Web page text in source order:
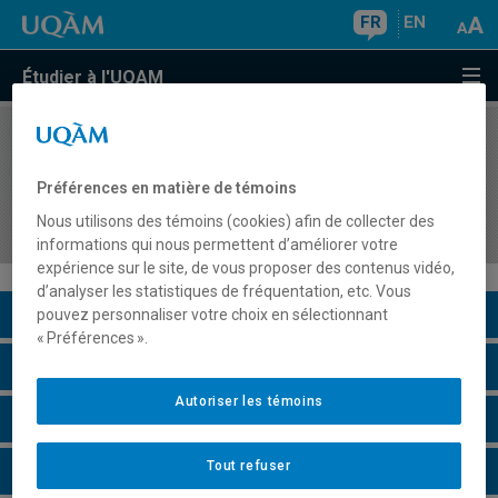
FR EN
Étudier à l'UQAM
COURS//
de l'acte d'enseigner au secondaire et intégration
professionnelle
Description du cours
Horaire - Automne 2026
Préférences en matière de témoins
Nous utilisons des témoins (cookies) afin de collecter des
informations qui nous permettent d’améliorer votre
expérience sur le site, de vous proposer des contenus vidéo,
d’analyser les statistiques de fréquentation, etc. Vous
pouvez personnaliser votre choix en sélectionnant
« Préférences ».
Tout refuser
Autoriser les témoins